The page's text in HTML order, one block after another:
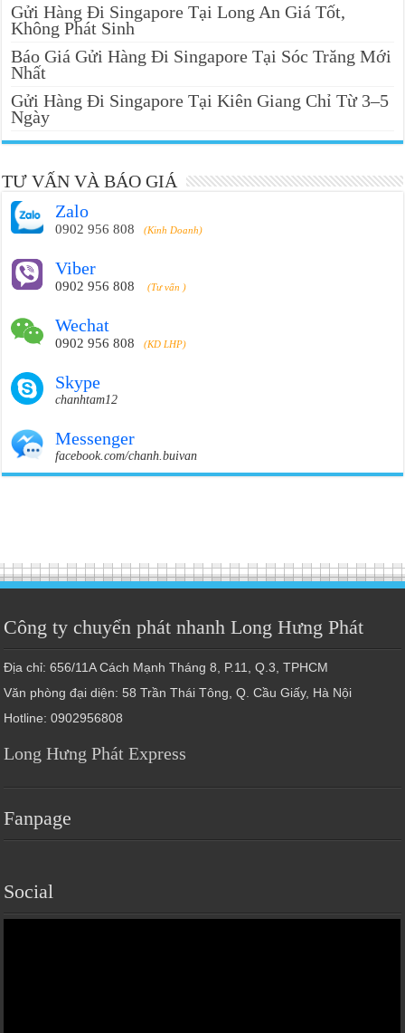
Gửi Hàng Đi Singapore Tại Long An Giá Tốt,
Không Phát Sinh
Báo Giá Gửi Hàng Đi Singapore Tại Sóc Trăng Mới
Nhất
Gửi Hàng Đi Singapore Tại Kiên Giang Chỉ Từ 3–5
Ngày
TƯ VẤN VÀ BÁO GIÁ
Zalo
0902 956 808 (Kinh Doanh)
Viber
0902 956 808 (Tư vấn )
Wechat
0902 956 808 (KD LHP)
Skype
chanhtam12
Messenger
facebook.com/chanh.buivan
Công ty chuyển phát nhanh Long Hưng Phát
Địa chỉ: 656/11A Cách Mạnh Tháng 8, P.11, Q.3, TPHCM
Văn phòng đại diện: 58 Trần Thái Tông, Q. Cầu Giấy, Hà Nội
Hotline: 0902956808
Long Hưng Phát Express
Fanpage
Social